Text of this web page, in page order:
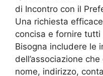
di Incontro con il
Una richiesta
concisa e fornire
Bisogna includere le
dell’associazione
nome, indirizzo,